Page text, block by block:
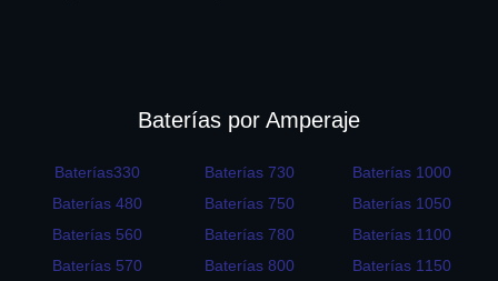
Baterías por Amperaje
Baterías330
Baterías 480
Baterías 560
Baterías 570
Baterías 730
Baterías 750
Baterías 780
Baterías 800
Baterías 1000
Baterías 1050
Baterías 1100
Baterías 1150